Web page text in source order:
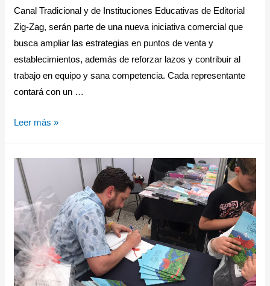
Canal Tradicional y de Instituciones Educativas de Editorial
Zig-Zag, serán parte de una nueva iniciativa comercial que
busca ampliar las estrategias en puntos de venta y
establecimientos, además de reforzar lazos y contribuir al
trabajo en equipo y sana competencia. Cada representante
contará con un …
Leer más »